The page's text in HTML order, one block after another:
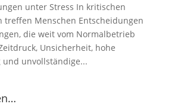
unter Stress In kritischen
treffen Menschen Entscheidungen
die weit vom Normalbetrieb
Unsicherheit, hohe
unvollständige...